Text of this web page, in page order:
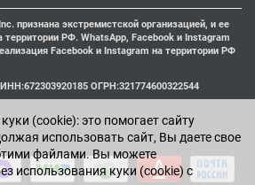
(cookie): это помогает сайту
использовать сайт, Вы даете свое
файлами. Вы можете
использования куки (cookie) с
признана экстремистской организацией, и ее
территории РФ. WhatsApp, Facebook и Instagram
Facebook и Instagram на территории РФ
ОГРН:321774600322544